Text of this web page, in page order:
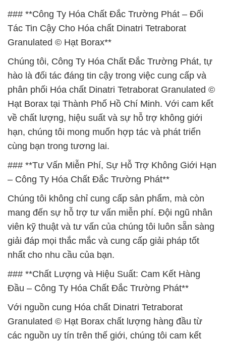
### **Công Ty Hóa Chất Đắc Trường Phát – Đối
Tác Tin Cậy Cho Hóa chất Dinatri Tetraborat
Granulated © Hạt Borax**
Chúng tôi, Công Ty Hóa Chất Đắc Trường Phát, tự
hào là đối tác đáng tin cậy trong việc cung cấp và
phân phối Hóa chất Dinatri Tetraborat Granulated ©
Hạt Borax tại Thành Phố Hồ Chí Minh. Với cam kết
về chất lượng, hiệu suất và sự hỗ trợ không giới
hạn, chúng tôi mong muốn hợp tác và phát triển
cùng bạn trong tương lai.
### **Tư Vấn Miễn Phí, Sự Hỗ Trợ Không Giới Hạn
– Công Ty Hóa Chất Đắc Trường Phát**
Chúng tôi không chỉ cung cấp sản phẩm, mà còn
mang đến sự hỗ trợ tư vấn miễn phí. Đội ngũ nhân
viên kỹ thuật và tư vấn của chúng tôi luôn sẵn sàng
giải đáp mọi thắc mắc và cung cấp giải pháp tốt
nhất cho nhu cầu của bạn.
### **Chất Lượng và Hiệu Suất: Cam Kết Hàng
Đầu – Công Ty Hóa Chất Đắc Trường Phát**
Với nguồn cung Hóa chất Dinatri Tetraborat
Granulated © Hạt Borax chất lượng hàng đầu từ
các nguồn uy tín trên thế giới, chúng tôi cam kết